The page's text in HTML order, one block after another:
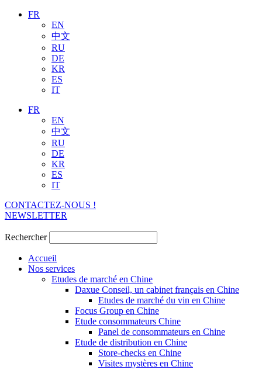
FR
EN
中文
RU
DE
KR
ES
IT
FR
EN
中文
RU
DE
KR
ES
IT
CONTACTEZ-NOUS !
NEWSLETTER
Rechercher
Accueil
Nos services
Etudes de marché en Chine
Daxue Conseil, un cabinet français en Chine
Etudes de marché du vin en Chine
Focus Group en Chine
Etude consommateurs Chine
Panel de consommateurs en Chine
Etude de distribution en Chine
Store-checks en Chine
Visites mystères en Chine